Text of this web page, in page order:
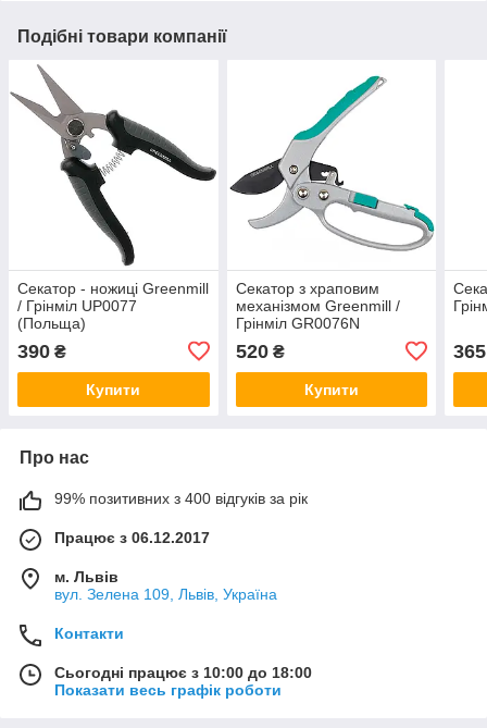
Подібні товари компанії
Секатор - ножиці Greenmill
/ Грінміл UP0077
(Польща)
390 ₴
Купити
Секатор з храповим
механізмом Greenmill /
Грінміл GR0076N
520₴
Купити
365
Про нас
99% позитивних з 400 відгуків за рік
Працює з 06.12.2017
м. Львів
вул. Зелена 109, Львів, Україна
Контакти
Сьогодні працює з 10:00 до 18:00
Показати весь графік роботи